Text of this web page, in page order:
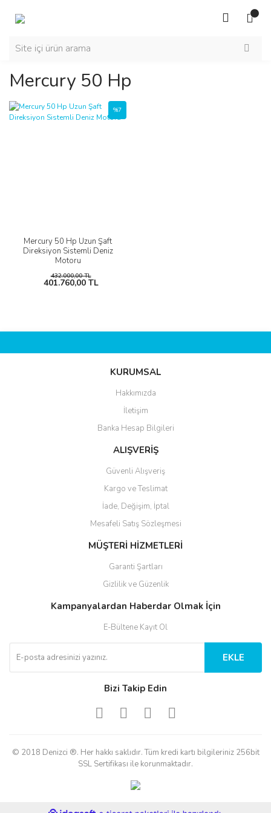
Mercury 50 Hp
Mercury 50 Hp Uzun Şaft
Direksiyon Sistemli Deniz
Motoru
%7
432.000,00 TL
401.760,00 TL
KURUMSAL
Hakkımızda
İletişim
Banka Hesap Bilgileri
ALIŞVERİŞ
Güvenli Alışveriş
Kargo ve Teslimat
İade, Değişim, İptal
Mesafeli Satış Sözleşmesi
MÜŞTERİ HİZMETLERİ
Garanti Şartları
Gizlilik ve Güzenlik
Kampanyalardan Haberdar Olmak İçin
E-Bültene Kayıt Ol
EKLE
Bizi Takip Edin
© 2018 Denizci ®. Her hakkı saklıdır. Tüm kredi kartı bilgileriniz 256bit
SSL Sertifikası ile korunmaktadır.